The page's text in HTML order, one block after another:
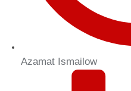
Azamat Ismailow